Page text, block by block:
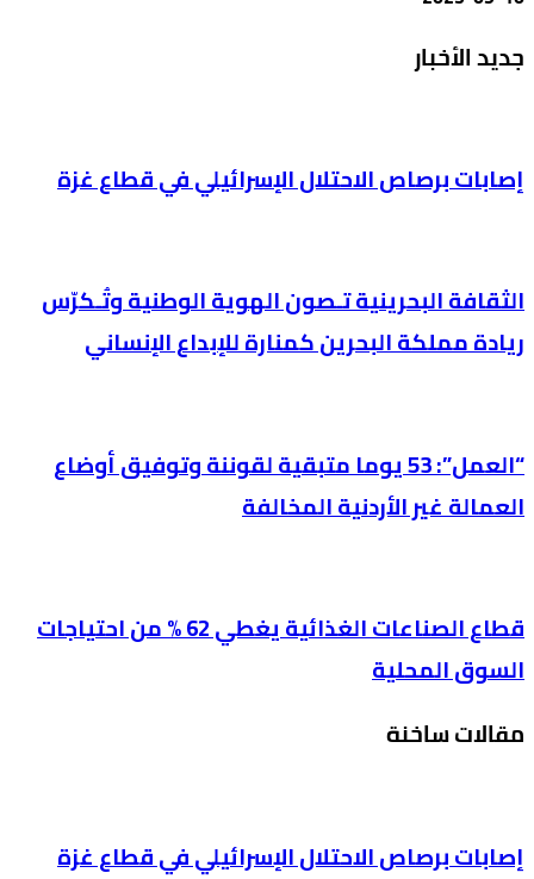
جديد الأخبار
إصابات برصاص الاحتلال الإسرائيلي في قطاع غزة
الثقافة البحرينية تـصون الهوية الوطنية وتُـكرّس
ريادة مملكة البحرين كمنارة للإبداع الإنساني
“العمل”: 53 يوما متبقية لقوننة وتوفيق أوضاع
العمالة غير الأردنية المخالفة
قطاع الصناعات الغذائية يغطي 62 % من احتياجات
السوق المحلية
مقالات ساخنة
إصابات برصاص الاحتلال الإسرائيلي في قطاع غزة